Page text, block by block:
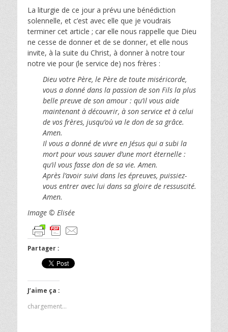
La liturgie de ce jour a prévu une bénédiction
solennelle, et c’est avec elle que je voudrais
terminer cet article ; car elle nous rappelle que Dieu
ne cesse de donner et de se donner, et elle nous
invite, à la suite du Christ, à donner à notre tour
notre vie pour (le service de) nos frères :
Dieu votre Père, le Père de toute miséricorde,
vous a donné dans la passion de son Fils la plus
belle preuve de son amour : qu’il vous aide
maintenant à découvrir, à son service et à celui
de vos frères, jusqu’où va le don de sa grâce.
Amen.
Il vous a donné de vivre en Jésus qui a subi la
mort pour vous sauver d’une mort éternelle :
qu’il vous fasse don de sa vie. Amen.
Après l’avoir suivi dans les épreuves, puissiez-
vous entrer avec lui dans sa gloire de ressuscité.
Amen.
Image © Elisée
Partager :
J’aime ça :
chargement…